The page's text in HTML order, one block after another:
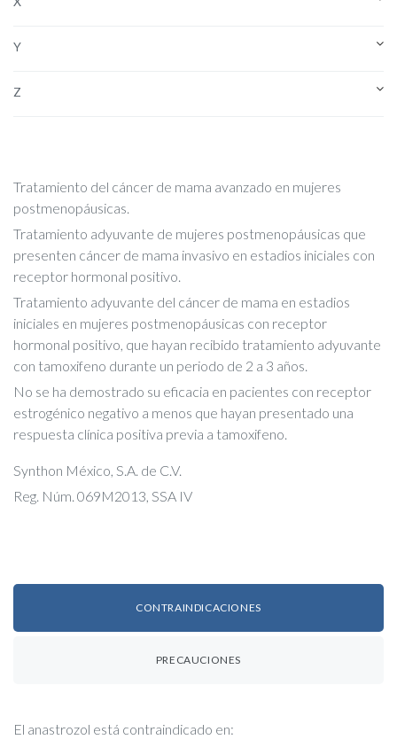
Y
Z
Tratamiento del cáncer de mama avanzado en mujeres
postmenopáusicas.
Tratamiento adyuvante de mujeres postmenopáusicas que
presenten cáncer de mama invasivo en estadios iniciales con
receptor hormonal positivo.
Tratamiento adyuvante del cáncer de mama en estadios
iniciales en mujeres postmenopáusicas con receptor
hormonal positivo, que hayan recibido tratamiento adyuvante
con tamoxifeno durante un periodo de 2 a 3 años.
No se ha demostrado su eficacia en pacientes con receptor
estrogénico negativo a menos que hayan presentado una
respuesta clínica positiva previa a tamoxifeno.
Synthon México, S.A. de C.V.
Reg. Núm. 069M2013, SSA IV
CONTRAINDICACIONES
PRECAUCIONES
El anastrozol está contraindicado en: